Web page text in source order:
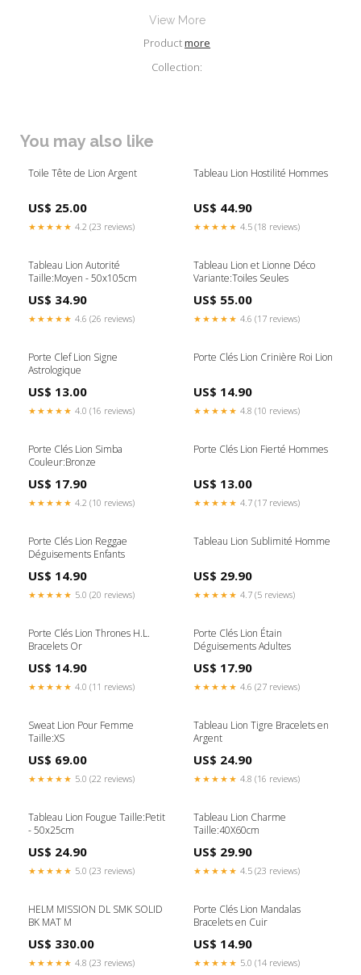
View More
Productmore
Collection:
You may also like
Toile Tête de Lion Argent
US$ 25.00
★★★★★ 4.2 (23 reviews)
Tableau Lion Hostilité Hommes
US$ 44.90
★★★★★ 4.5 (18 reviews)
Tableau Lion Autorité
Taille:Moyen - 50x105cm
US$ 34.90
★★★★★ 4.6 (26 reviews)
Tableau Lion et Lionne Déco
Variante:Toiles Seules
US$ 55.00
★★★★★ 4.6 (17 reviews)
Porte Clef Lion Signe
Astrologique
US$ 13.00
★★★★★ 4.0 (16 reviews)
Porte Clés Lion Crinière Roi Lion
US$ 14.90
★★★★★ 4.8 (10 reviews)
Porte Clés Lion Simba
Couleur:Bronze
US$ 17.90
★★★★★ 4.2 (10 reviews)
Porte Clés Lion Fierté Hommes
US$ 13.00
★★★★★ 4.7 (17 reviews)
Porte Clés Lion Reggae
Déguisements Enfants
US$ 14.90
★★★★★ 5.0 (20 reviews)
Tableau Lion Sublimité Homme
US$ 29.90
★★★★★ 4.7 (5 reviews)
Porte Clés Lion Thrones H.L.
Bracelets Or
US$ 14.90
★★★★★ 4.0 (11 reviews)
Porte Clés Lion Étain
Déguisements Adultes
US$ 17.90
★★★★★ 4.6 (27 reviews)
Sweat Lion Pour Femme
Taille:XS
US$ 69.00
★★★★★ 5.0 (22 reviews)
Tableau Lion Tigre Bracelets en
Argent
US$ 24.90
★★★★★ 4.8 (16 reviews)
Tableau Lion Fougue Taille:Petit
- 50x25cm
US$ 24.90
★★★★★ 5.0 (23 reviews)
Tableau Lion Charme
Taille:40X60cm
US$ 29.90
★★★★★ 4.5 (23 reviews)
HELM MISSION DL SMK SOLID
BK MAT M
US$ 330.00
★★★★★ 4.8 (23 reviews)
Porte Clés Lion Mandalas
Bracelets en Cuir
US$ 14.90
★★★★★ 5.0 (14 reviews)